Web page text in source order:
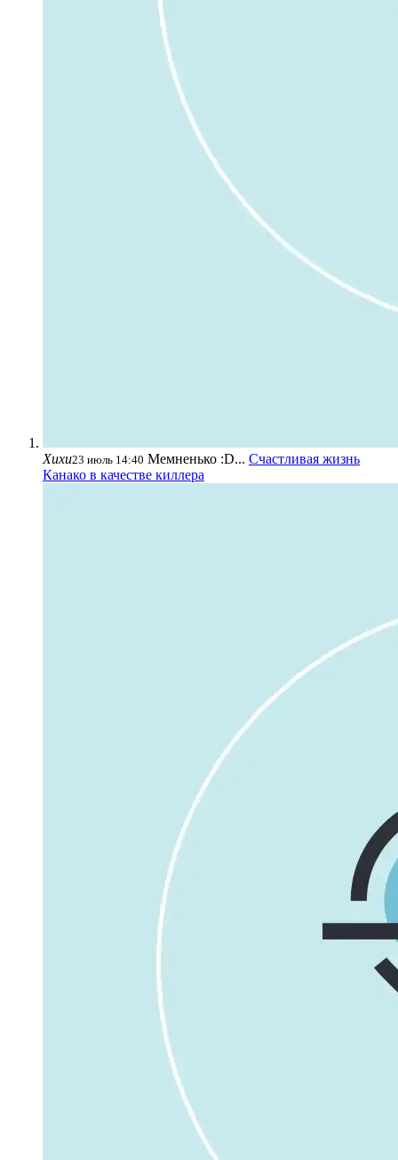
Хихи23 июль 14:40 Мемненько :D... Счастливая жизнь
Канако в качестве киллера